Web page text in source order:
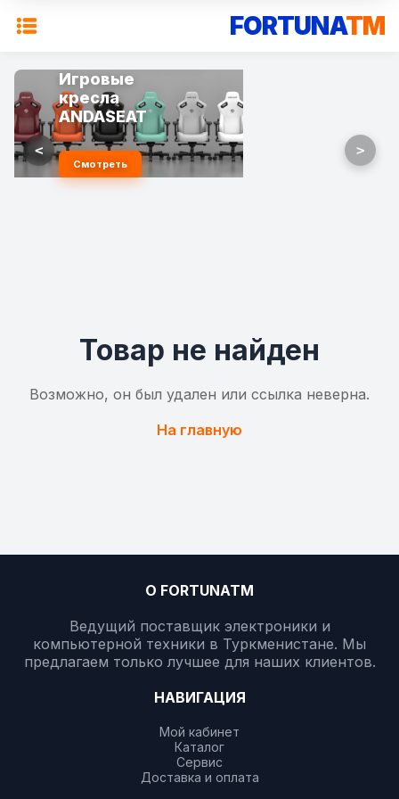
FORTUNATM
Игровые
кресла
ANDASEAT
Смотреть
< >
Товар не найден
Возможно, он был удален или ссылка неверна.
На главную
О FORTUNATM
Ведущий поставщик электроники и
компьютерной техники в Туркменистане. Мы
предлагаем только лучшее для наших клиентов.
НАВИГАЦИЯ
Мой кабинет
Каталог
Сервис
Доставка и оплата